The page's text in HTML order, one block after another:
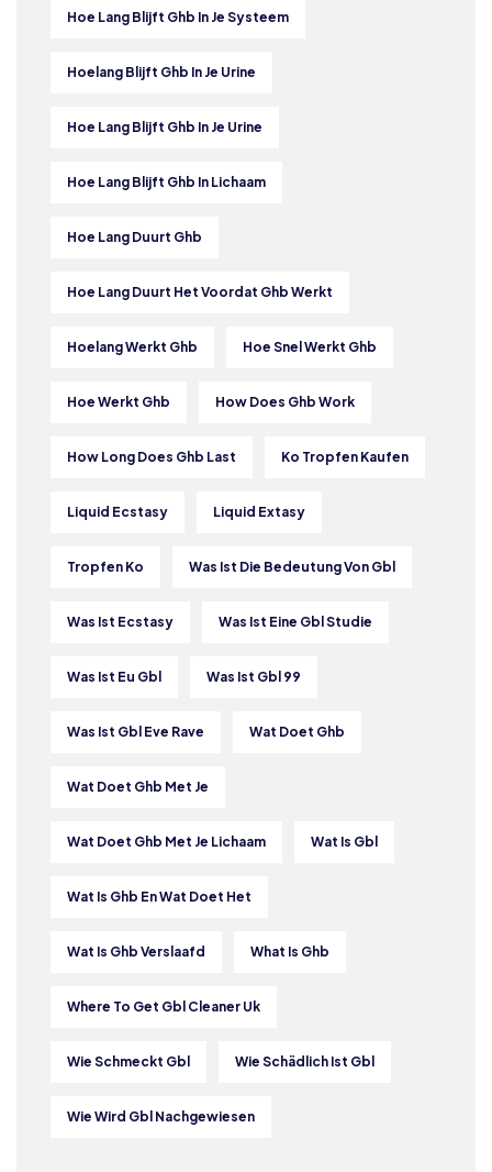
Hoe Lang Blijft Ghb In Je Systeem
Hoelang Blijft Ghb In Je Urine
Hoe Lang Blijft Ghb In Je Urine
Hoe Lang Blijft Ghb In Lichaam
Hoe Lang Duurt Ghb
Hoe Lang Duurt Het Voordat Ghb Werkt
Hoelang Werkt Ghb Hoe Snel Werkt Ghb
Hoe Werkt Ghb How Does Ghb Work
How Long Does Ghb Last Ko Tropfen Kaufen
Liquid Ecstasy Liquid Extasy
Tropfen Ko Was Ist Die Bedeutung Von Gbl
Was Ist Ecstasy Was Ist Eine Gbl Studie
Was Ist Eu Gbl Was Ist Gbl 99
Was Ist Gbl Eve Rave Wat Doet Ghb
Wat Doet Ghb Met Je
Wat Doet Ghb Met Je Lichaam Wat Is Gbl
Wat Is Ghb En Wat Doet Het
Wat Is Ghb Verslaafd What Is Ghb
Where To Get Gbl Cleaner Uk
Wie Schmeckt Gbl Wie Schädlich Ist Gbl
Wie Wird Gbl Nachgewiesen